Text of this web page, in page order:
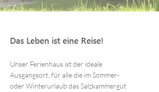
Das Leben ist eine Reise!
Unser Ferienhaus ist der ideale
Ausgangsort, für alle die im Sommer-
oder Winterurlaub das Salzkammergut